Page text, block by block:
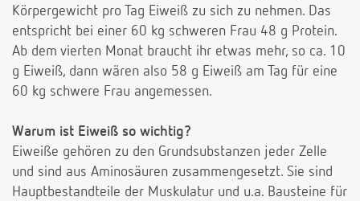
Körpergewicht pro Tag Eiweiß zu sich zu nehmen. Das
entspricht bei einer 60 kg schweren Frau 48 g Protein.
Ab dem vierten Monat braucht ihr etwas mehr, so ca. 10
g Eiweiß, dann wären also 58 g Eiweiß am Tag für eine
60 kg schwere Frau angemessen.
Warum ist Eiweiß so wichtig?
Eiweiße gehören zu den Grundsubstanzen jeder Zelle
und sind aus Aminosäuren zusammengesetzt. Sie sind
Hauptbestandteile der Muskulatur und u.a. Bausteine für